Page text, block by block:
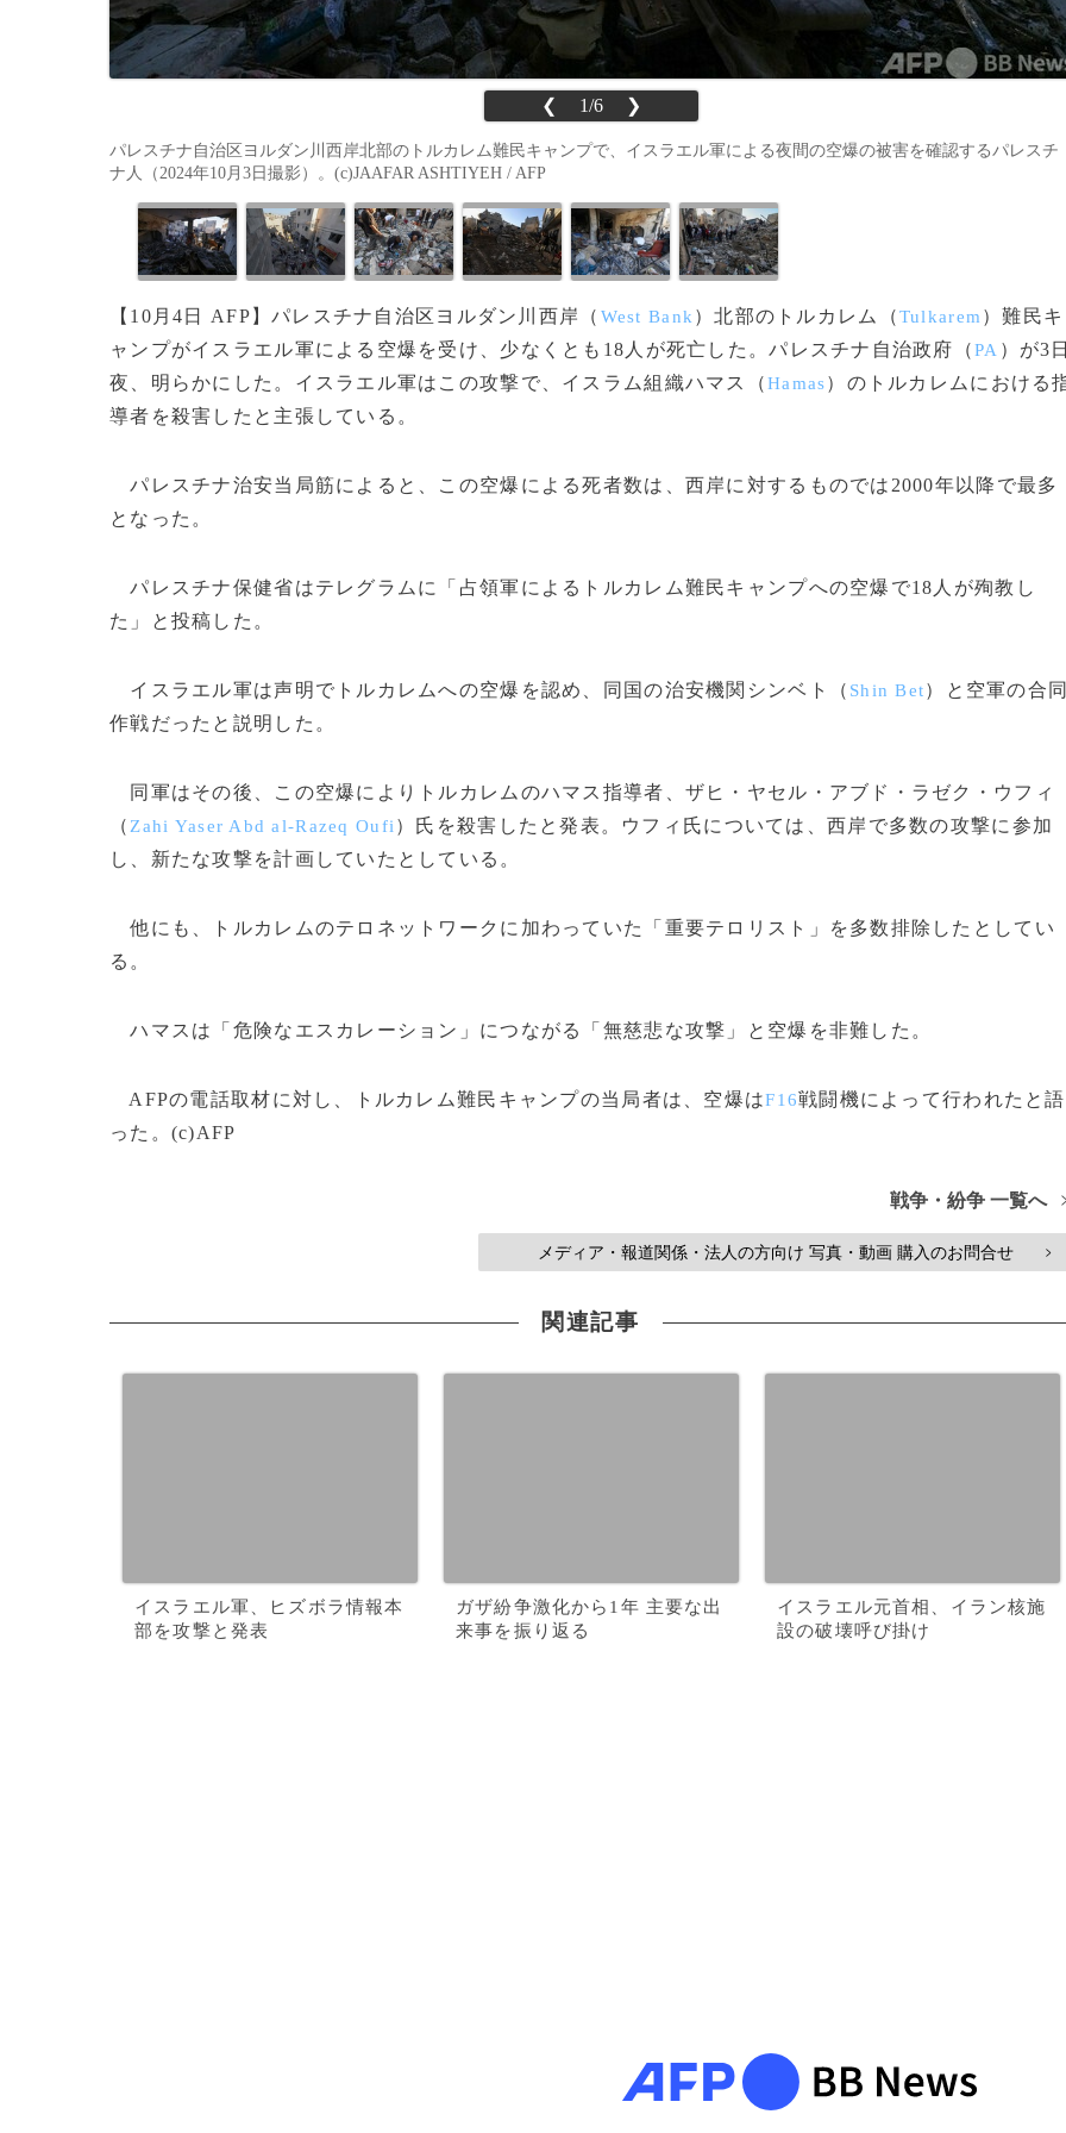
❮ 1/6 ❯
パレスチナ自治区ヨルダン川西岸北部のトルカレム難民キャンプで、イスラエル軍による夜間の空爆の被害を確認するパレスチ
ナ人（2024年10月3日撮影）。(c)JAAFAR ASHTIYEH / AFP
【10月4日 AFP】パレスチナ自治区ヨルダン川西岸（ West Bank ）北部のトルカレム（Tulkarem ）難民キ
ャンプがイスラエル軍による空爆を受け、少なくとも18人が死亡した。パレスチナ自治政府（PA ）が3
夜、明らかにした。イスラエル軍はこの攻撃で、イスラム組織ハマス（Hamas）のトルカレムにおける
導者を殺害したと主張している。
パレスチナ治安当局筋によると、この空爆による死者数は、西岸に対するものでは2000年以降で最多
となった。
パレスチナ保健省はテレグラムに「占領軍によるトルカレム難民キャンプへの空爆で18人が殉教し
た」と投稿した。
イスラエル軍は声明でトルカレムへの空爆を認め、同国の治安機関シンベト（ Shin Bet）と空軍の合
作戦だったと説明した。
同軍はその後、この空爆によりトルカレムのハマス指導者、ザヒ・ヤセル・アブド・ラゼク・ウフィ
（ Zahi Yaser Abd al-Razeq Oufi ）氏を殺害したと発表。ウフィ氏については、西岸で多数の攻撃に参加
し、新たな攻撃を計画していたとしている。
他にも、トルカレムのテロネットワークに加わっていた「重要テロリスト」を多数排除したとしてい
る。
ハマスは「危険なエスカレーション」につながる「無慈悲な攻撃」と空爆を非難した。
AFPの電話取材に対し、トルカレム難民キャンプの当局者は、空爆はF16戦闘機によって行われたと語
った。(c)AFP
戦争・紛争 一覧へ
メディア・報道関係・法人の方向け 写真・動画 購入のお問合せ >
関連記事
イスラエル軍、ヒズボラ情報本
部を攻撃と発表
ガザ紛争激化から1年 主要な出
来事を振り返る
イスラエル元首相、イラン核施
設の破壊呼び掛け